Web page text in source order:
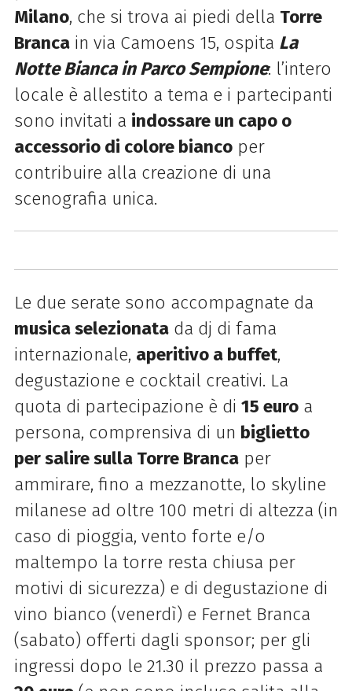
Milano, che si trova ai piedi della Torre
Brancain via Camoens 15, ospita La
Notte Bianca in Parco Sempione: l’intero
locale è allestito a tema e i partecipanti
sono invitati a indossare un capo o
accessorio di colore biancoper
contribuire alla creazione di una
scenografia unica.
Le due serate sono accompagnate da
musica selezionatada dj di fama
internazionale, aperitivo a buffet,
degustazione e cocktail creativi. La
quota di partecipazione è di 15 euroa
persona, comprensiva di un biglietto
per salire sulla Torre Brancaper
ammirare, fino a mezzanotte, lo skyline
milanese ad oltre 100 metri di altezza (in
caso di pioggia, vento forte e/o
maltempo la torre resta chiusa per
motivi di sicurezza) e di degustazione di
vino bianco (venerdì) e Fernet Branca
(sabato) offerti dagli sponsor; per gli
ingressi dopo le 21.30 il prezzo passa a